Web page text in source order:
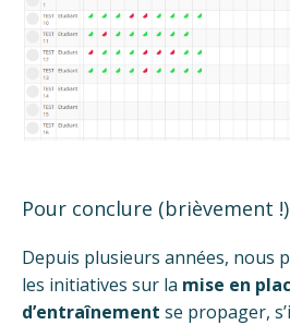
Pour conclure (brièvement !)
Depuis plusieurs années, nous
les initiatives sur la mise en
d’entraînement se propager,